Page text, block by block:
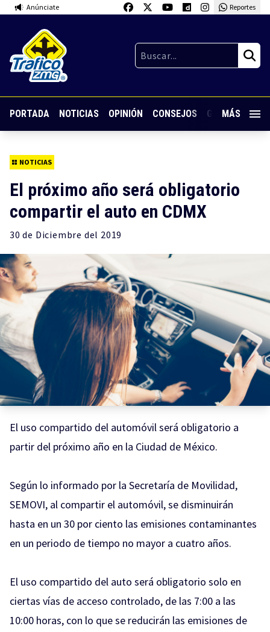
Anúnciate Reportes
PORTADA NOTICIAS OPINIÓN CONSEJOS GUARDIA
MÁS
NOTICIAS
El próximo año será obligatorio
compartir el auto en CDMX
30 de Diciembre del 2019
El uso compartido del automóvil será obligatorio a
partir del próximo año en la Ciudad de México.
Según lo informado por la Secretaría de Movilidad,
SEMOVI, al compartir el automóvil, se disminuirán
hasta en un 30 por ciento las emisiones contaminantes
en un periodo de tiempo no mayor a cuatro años.
El uso compartido del auto será obligatorio solo en
ciertas vías de acceso controlado, de las 7:00 a las
10:00 horas, con lo que se reducirán las emisiones de